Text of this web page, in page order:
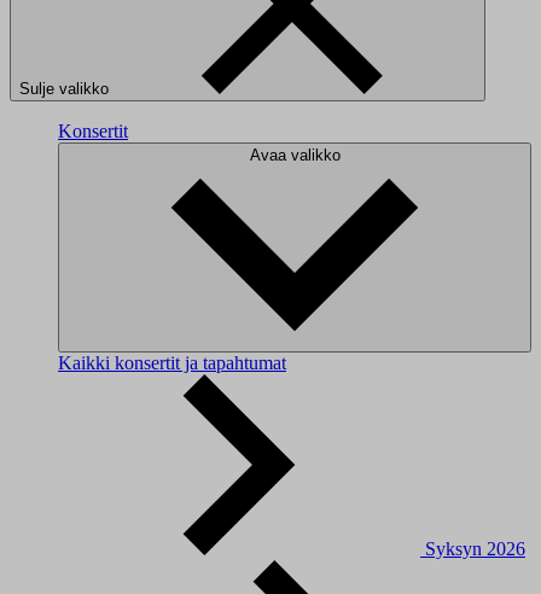
Sulje valikko
Konsertit
Avaa valikko
Kaikki konsertit ja tapahtumat
Syksyn 2026